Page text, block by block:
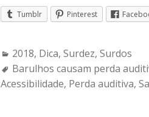
Tumblr
Pinterest
Categories:
2018, Dica, Surdez, Surdos
Tags:
Barulhos causam perda
Acessibilidade, Perda auditiva,